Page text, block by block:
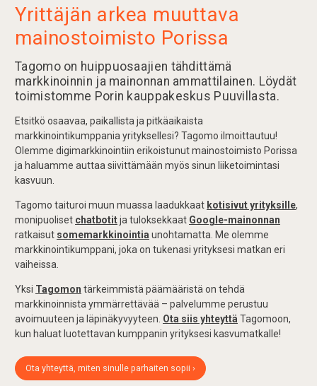
Yrittäjän arkea muuttava
mainostoimisto Porissa
Tagomo on huippuosaajien tähdittämä
markkinoinnin ja mainonnan ammattilainen. Löydät
toimistomme Porin kauppakeskus Puuvillasta.
Etsitkö osaavaa, paikallista ja pitkäaikaista
markkinointikumppania yrityksellesi? Tagomo ilmoittautuu!
Olemme digimarkkinointiin erikoistunut mainostoimisto Porissa
ja haluamme auttaa siivittämään myös sinun liiketoimintasi
kasvuun.
Tagomo taituroi muun muassa laadukkaat kotisivut yrityksille,
monipuoliset chatbotitja tuloksekkaat Google-mainonnan
ratkaisut somemarkkinointia unohtamatta. Me olemme
markkinointikumppani, joka on tukenasi yrityksesi matkan eri
vaiheissa.
Yksi Tagomon tärkeimmistä päämääristä on tehdä
markkinoinnista ymmärrettävää – palvelumme perustuu
avoimuuteen ja läpinäkyvyyteen. Ota siis yhteyttä Tagomoon,
kun haluat luotettavan kumppanin yrityksesi kasvumatkalle!
Ota yhteyttä, miten sinulle parhaiten sopii ›